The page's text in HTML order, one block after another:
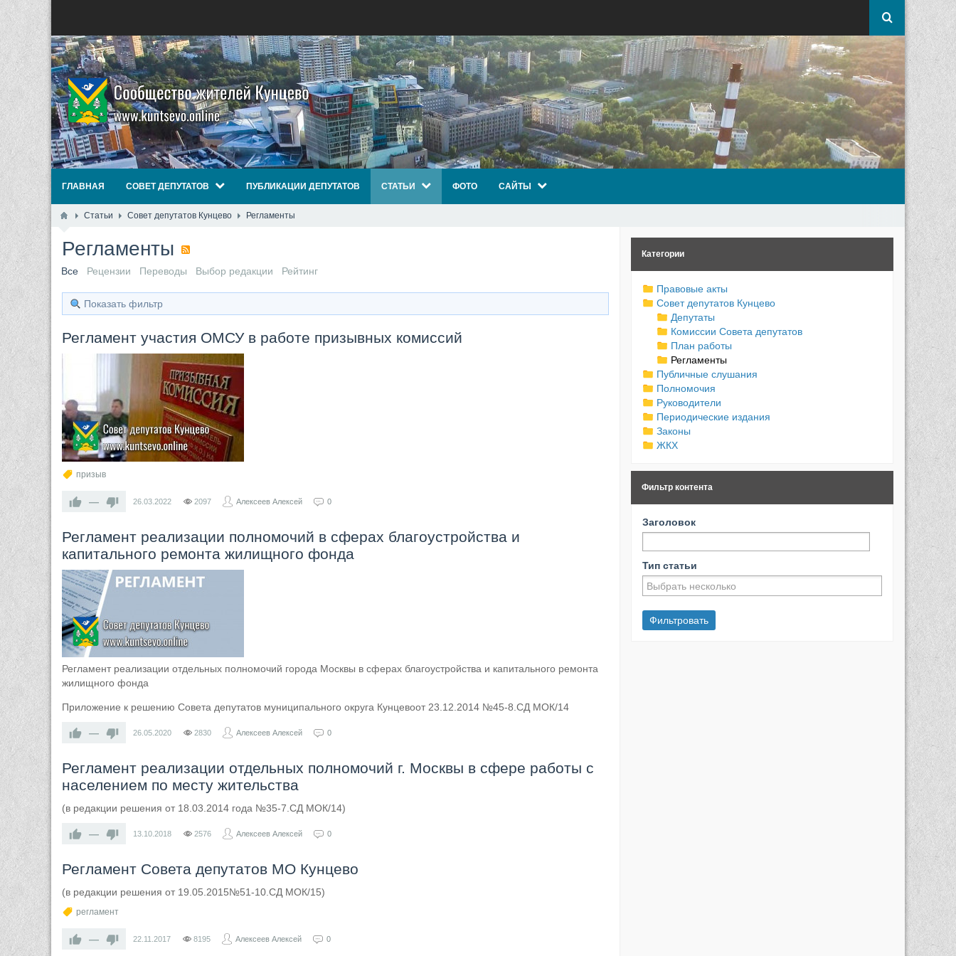
ГЛАВНАЯ СОВЕТ ДЕПУТАТОВ ПУБЛИКАЦИИ ДЕПУТАТОВ СТАТЬИ ФОТО САЙТЫ
Статьи Совет депутатов Кунцево Регламенты
Регламенты
Все Рецензии Переводы Выбор редакции Рейтинг
Показать фильтр
Регламент участия ОМСУ в работе призывных комиссий
призыв
— 26.03.2022 2097 Алексеев Алексей 0
​Регламент реализации полномочий в сферах благоустройства и
капитального ремонта жилищного фонда
Регламент реализации отдельных полномочий города Москвы в сферах благоустройства и капитального ремонта
жилищного фонда
Приложение к решению Совета депутатов муниципального округа Кунцевоот 23.12.2014 №45-8.СД МОК/14
— 26.05.2020 2830 Алексеев Алексей 0
Регламент реализации отдельных полномочий г. Москвы в сфере работы с
населением по месту жительства
(в редакции решения от 18.03.2014 года №35-7.СД МОК/14)
— 13.10.2018 2576 Алексеев Алексей 0
Регламент Совета депутатов МО Кунцево
(в редакции решения от 19.05.2015№51-10.СД МОК/15)
регламент
— 22.11.2017 8195 Алексеев Алексей 0
Категории
Правовые акты
Совет депутатов Кунцево
Депутаты
Комиссии Совета депутатов
План работы
Регламенты
Публичные слушания
Полномочия
Руководители
Периодические издания
Законы
ЖКХ
Фильтр контента
Заголовок
Тип статьи